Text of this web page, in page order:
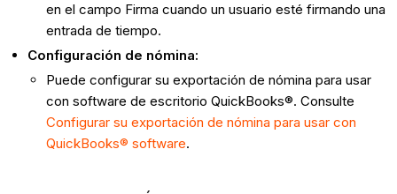
en el campo Firma cuando un usuario esté firmando una
entrada de tiempo.
Configuración de nómina:
Puede configurar su exportación de nómina para usar
con software de escritorio QuickBooks®. Consulte
Configurar su exportación de nómina para usar con
QuickBooks® software.